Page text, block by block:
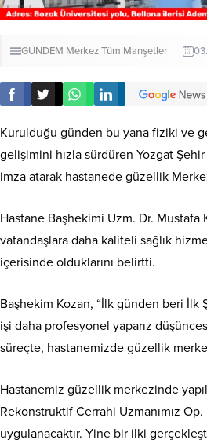
GÜNDEM MerkezTüm Manşetler
Kurulduğu günden bu yana fiziki ve
gelişimini hızla sürdüren Yozgat
imza atarak hastanede güzellik
Hastane Başhekimi Uzm. Dr. Mustafa
vatandaşlara daha kaliteli sağlık
içerisinde olduklarını belirtti.
Başhekim Kozan, “İlk günden beri İlk
işi daha profesyonel yaparız
süreçte, hastanemizde güzellik
Hastanemiz güzellik merkezinde
Rekonstruktif Cerrahi Uzmanımız
uygulanacaktır. Yine bir ilki